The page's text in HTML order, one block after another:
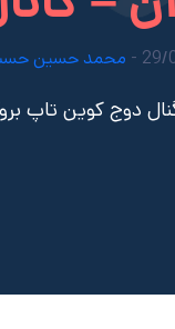
محمد حسین
دوج کوین تاپ